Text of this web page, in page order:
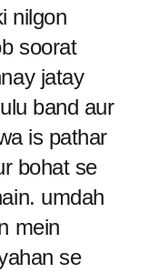
nilgon
soorat
jatay
band aur
is pathar
bohat se
umdah
mein
se